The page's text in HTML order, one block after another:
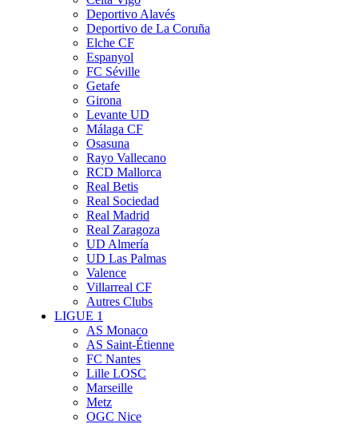
Deportivo Alavés
Deportivo de La Coruña
Elche CF
Espanyol
FC Séville
Getafe
Girona
Levante UD
Málaga CF
Osasuna
Rayo Vallecano
RCD Mallorca
Real Betis
Real Sociedad
Real Madrid
Real Zaragoza
UD Almería
UD Las Palmas
Valence
Villarreal CF
Autres Clubs
LIGUE 1
AS Monaco
AS Saint-Étienne
FC Nantes
Lille LOSC
Marseille
Metz
OGC Nice